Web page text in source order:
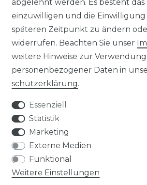
15 kWp
20 kWp
25 kWp
30 kWp
Klimaanlagen
Klimaanlagen
Split Sets
Klimaanlagen
ÜBER UNS
abgelehnt werden. Es besteht das
einzuwilligen und die Einwilligung
späteren Zeitpunkt zu ändern
widerrufen. Beachten Sie unser
weitere Hinweise zur Verwendung
personenbezogener Daten in
schutz­erklärung.
Essenziell
Statistik
Marketing
Externe Medien
Funktional
Weitere Einstellungen